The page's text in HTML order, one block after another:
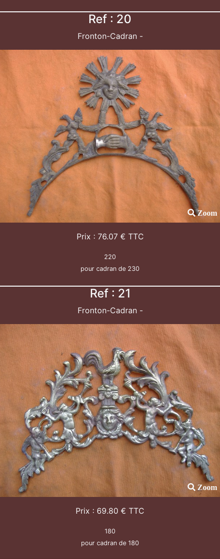
Ref : 20
Fronton-Cadran -
Zoom
Prix : 76.07 € TTC
220
pour cadran de 230
Ref : 21
Fronton-Cadran -
Zoom
Prix : 69.80 € TTC
180
pour cadran de 180